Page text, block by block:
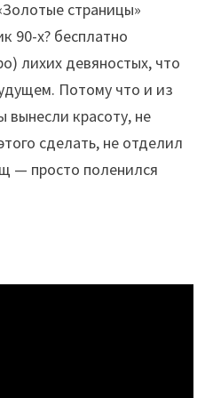
страницы»
90-х? бесплатно
лихих девяностых, что
Потому что и из
вынесли красоту, не
сделать, не отделил
— просто поленился